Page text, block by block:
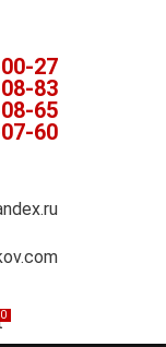
27
83
65
60
0